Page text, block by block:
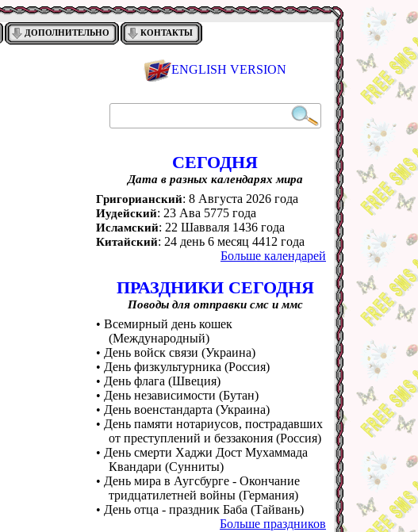
ДОПОЛНИТЕЛЬНО КОНТАКТЫ
ENGLISH VERSION
СЕГОДНЯ
Дата в разных календарях мира
Григорианский: 8 Августа 2026 года
Иудейский: 23 Ава 5775 года
Исламский: 22 Шавваля 1436 года
Китайский: 24 день 6 месяц 4412 года
Больше календарей
ПРАЗДНИКИ СЕГОДНЯ
Поводы для отправки смс и ммс
• Всемирный день кошек
(Международный)
• День войск связи (Украина)
• День физкультурника (Россия)
• День флага (Швеция)
• День независимости (Бутан)
• День военстандарта (Украина)
• День памяти нотариусов, пострадавших
от преступлений и беззакония (Россия)
• День смерти Хаджи Дост Мухаммада
Квандари (Сунниты)
• День мира в Аугсбурге - Окончание
тридцатилетней войны (Германия)
• День отца - праздник Баба (Тайвань)
Больше праздников